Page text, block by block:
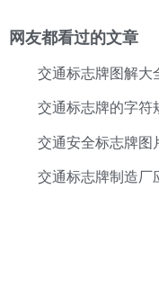
网友都看过的文章
交通标志牌图解大
交通标志牌的字符
交通安全标志牌图
交通标志牌制造厂